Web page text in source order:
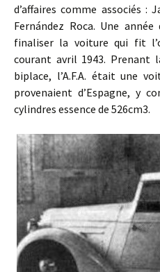
d’affaires comme associés :
Fernández Roca. Une
finaliser la voiture qui fit
courant avril 1943. Prenant
biplace, l’A.F.A. était une
provenaient d’Espagne, y
cylindres essence de 526cm3.